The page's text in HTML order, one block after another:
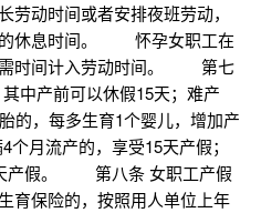
劳动时间或者安排夜班劳动，
的休息时间。 怀孕女职工在
需时间计入劳动时间。 第七
中产前可以休假15天；难产
的，每多生育1个婴儿，增加产
流产的，享受15天产假；
产假。 第八条 女职工产假
育保险的，按照用人单位上年